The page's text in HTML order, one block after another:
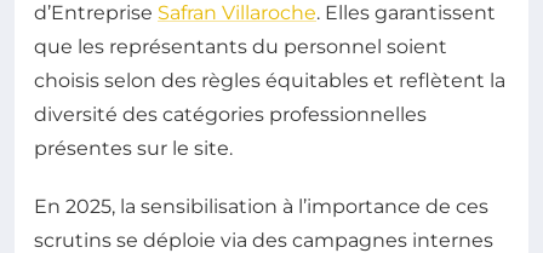
d’Entreprise Safran Villaroche. Elles garantissent
que les représentants du personnel soient
choisis selon des règles équitables et reflètent la
diversité des catégories professionnelles
présentes sur le site.
En 2025, la sensibilisation à l’importance de ces
scrutins se déploie via des campagnes internes